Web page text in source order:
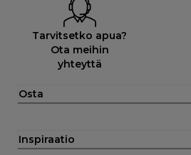
Tarvitsetko apua?
Ota meihin
yhteyttä
Osta
Inspiraatio